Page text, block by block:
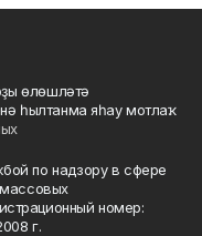
өлөшләтә
һылтанма яһау мотлаҡ.
по надзору в сфере
номер:
г.